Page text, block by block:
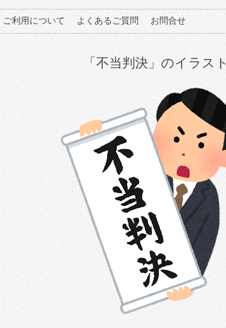
ご利用について よくあるご質問 お問合せ
「不当判決」のイラスト